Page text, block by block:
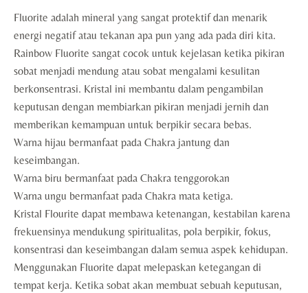
Fluorite adalah mineral yang sangat protektif dan menarik
energi negatif atau tekanan apa pun yang ada pada diri kita.
Rainbow Fluorite sangat cocok untuk kejelasan ketika pikiran
sobat menjadi mendung atau sobat mengalami kesulitan
berkonsentrasi. Kristal ini membantu dalam pengambilan
keputusan dengan membiarkan pikiran menjadi jernih dan
memberikan kemampuan untuk berpikir secara bebas.
Warna hijau bermanfaat pada Chakra jantung dan
keseimbangan.
Warna biru bermanfaat pada Chakra tenggorokan
Warna ungu bermanfaat pada Chakra mata ketiga.
Kristal Flourite dapat membawa ketenangan, kestabilan karena
frekuensinya mendukung spiritualitas, pola berpikir, fokus,
konsentrasi dan keseimbangan dalam semua aspek kehidupan.
Menggunakan Fluorite dapat melepaskan ketegangan di
tempat kerja. Ketika sobat akan membuat sebuah keputusan,